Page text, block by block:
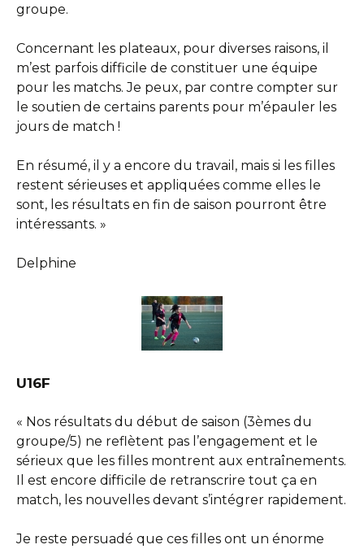
groupe.
Concernant les plateaux, pour diverses raisons, il
m’est parfois difficile de constituer une équipe
pour les matchs. Je peux, par contre compter sur
le soutien de certains parents pour m’épauler les
jours de match !
En résumé, il y a encore du travail, mais si les filles
restent sérieuses et appliquées comme elles le
sont, les résultats en fin de saison pourront être
intéressants. »
Delphine
U16F
« Nos résultats du début de saison (3èmes du
groupe/5) ne reflètent pas l’engagement et le
sérieux que les filles montrent aux entraînements.
Il est encore difficile de retranscrire tout ça en
match, les nouvelles devant s’intégrer rapidement.
Je reste persuadé que ces filles ont un énorme